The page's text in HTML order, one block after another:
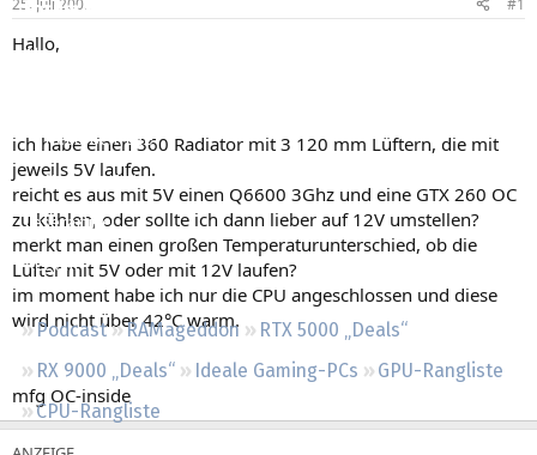
Forum
Aktuelles
Neue Beiträge
Neueste Aktivitäten
Leserartikel
Regeln
Podcast RAMageddon
RTX 5000 „Deals“
RX 9000 „Deals“
Ideale Gaming-PCs
GPU-Rangliste
CPU-Rangliste
e
r
t
Hallo,
ich habe einen 360 Radiator mit 3 120 mm Lüftern, die mit
jeweils 5V laufen.
reicht es aus mit 5V einen Q6600 3Ghz und eine GTX 260 OC
zu kühlen, oder sollte ich dann lieber auf 12V umstellen?
merkt man einen großen Temperaturunterschied, ob die
Lüfter mit 5V oder mit 12V laufen?
im moment habe ich nur die CPU angeschlossen und diese
wird nicht über 42°C warm.
mfg OC-inside